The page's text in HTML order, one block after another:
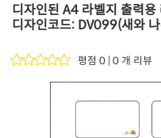
디자인된 A4 라벨지 출력
디자인코드: DV099(새와
평점 0 | 0 개 리뷰